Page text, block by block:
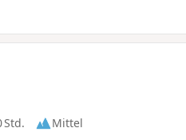
Std.
Mittel